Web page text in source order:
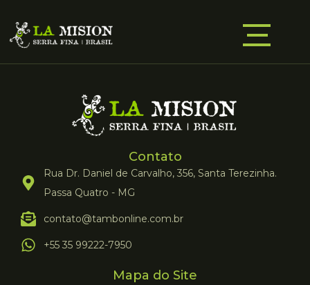
Contato
Rua Dr. Daniel de Carvalho, 356, Santa Terezinha.
Passa Quatro - MG
contato@tambonline.com.br
+55 35 99222-7950
Mapa do Site